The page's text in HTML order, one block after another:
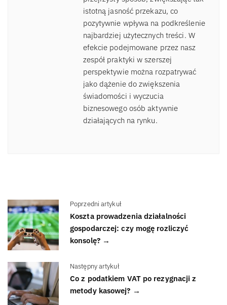
istotną jasność przekazu, co
pozytywnie wpływa na podkreślenie
najbardziej użytecznych treści. W
efekcie podejmowane przez nasz
zespół praktyki w szerszej
perspektywie można rozpatrywać
jako dążenie do zwiększenia
świadomości i wyczucia
biznesowego osób aktywnie
działających na rynku.
Poprzedni artykuł
Koszta prowadzenia działalności
gospodarczej: czy mogę rozliczyć
konsolę? →
Następny artykuł
Co z podatkiem VAT po rezygnacji z
metody kasowej? →